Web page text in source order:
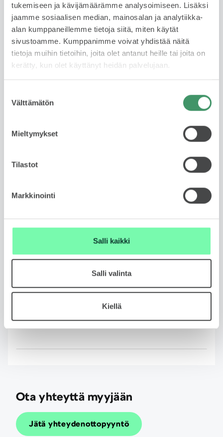
tukemiseen ja kävijämäärämme analysoimiseen. Lisäksi
jaamme sosiaalisen median, mainosalan ja analytiikka-
alan kumppaneillemme tietoja siitä, miten käytät
sivustoamme. Kumppanimme voivat yhdistää näitä
tietoja muihin tietoihin, joita olet antanut heille tai joita on
kerätty, kun olet käyttänyt heidän palvelujaan.
valinta
Välttämätön
Mieltymykset
Tilastot
Markkinointi
Salli kaikki
Salli valinta
Kiellä
Rahoituksella jaat kustannukset useaan erään ja
maksat auton sinulle sopivassa aikataulussa. Joustava
vaihtoehto, kun et halua maksaa koko summaa
kerralla. Rahoituksen hakeminen on helppoa ja nopea
Lue lisää
Kysy saatavuudesta
Käytetyn auton leasing on fiksu valinta, jos haluat ajaa
riskejä tai sitoutumista pitkäksi aikaa. Sopimuskausi
tkm/ vuosi. Leasing tarjoaa huolettoman tavan
autoilla – maksat vain käytöstä, et omistuksesta.
Rahoituslaskuri
Ota yhteyttä myyjään
Jätä yhteydenottopyyntö